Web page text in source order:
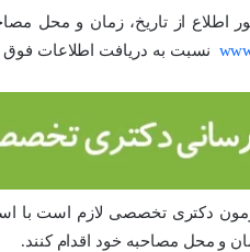
نسبت به دریافت اطلاعات فوق
دکتری تخصصی لازم است با
و محل مصاحبه خود اقدام کنند.